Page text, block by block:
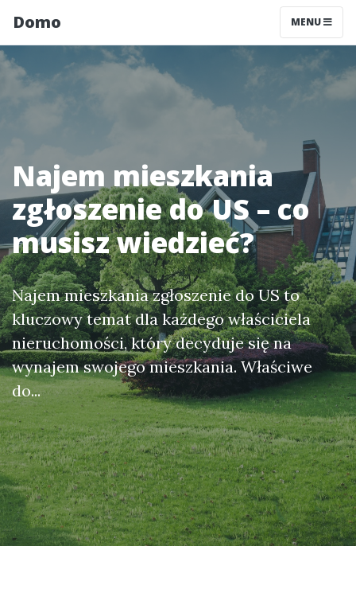
Domo MENU
Najem mieszkania
zgłoszenie do US – co
musisz wiedzieć?
Najem mieszkania zgłoszenie do US to
kluczowy temat dla każdego właściciela
nieruchomości, który decyduje się na
wynajem swojego mieszkania. Właściwe
do...